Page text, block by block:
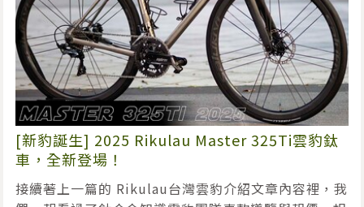
[新豹誕生] 2025 Rikulau Master 325Ti雲豹鈦
車，全新登場！
接續著上一篇的 Rikulau台灣雲豹介紹文章內容裡，我